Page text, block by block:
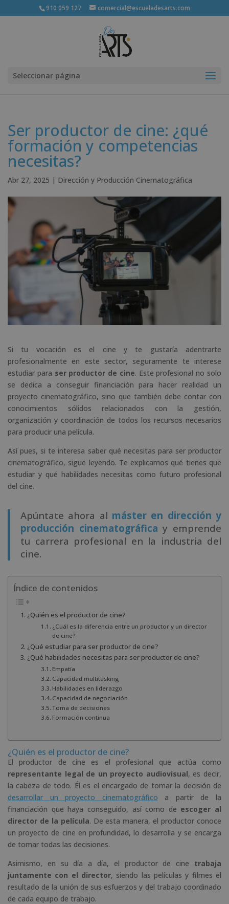
910 059 127 comercial@escueladesarts.com
Seleccionar página
Ser productor de cine: ¿qué
formación y competencias
necesitas?
Abr 27, 2025 | Dirección y Producción Cinematográfica
Si tu vocación es el cine y te gustaría adentrarte
profesionalmente en este sector, seguramente te interese
estudiar para ser productor de cine. Este profesional no solo
se dedica a conseguir financiación para hacer realidad un
proyecto cinematográfico, sino que también debe contar con
conocimientos sólidos relacionados con la gestión,
organización y coordinación de todos los recursos necesarios
para producir una película.
Así pues, si te interesa saber qué necesitas para ser productor
cinematográfico, sigue leyendo. Te explicamos qué tienes que
estudiar y qué habilidades necesitas como futuro profesional
del cine.
Apúntate ahora al máster en dirección y
producción cinematográfica y emprende
tu carrera profesional en la industria del
cine.
Índice de contenidos
¿Quién es el productor de cine?
¿Cuál es la diferencia entre un productor y un director
de cine?
¿Qué estudiar para ser productor de cine?
¿Qué habilidades necesitas para ser productor de cine?
Empatía
Capacidad multitasking
Habilidades en liderazgo
Capacidad de negociación
Toma de decisiones
Formación continua
¿Quién es el productor de cine?
El productor de cine es el profesional que actúa como
representante legal de un proyecto audiovisual, es decir,
la cabeza de todo. Él es el encargado de tomar la decisión de
desarrollar un proyecto cinematográfico a partir de la
financiación que haya conseguido, así como de escoger al
director de la película. De esta manera, el productor conoce
un proyecto de cine en profundidad, lo desarrolla y se encarga
de tomar todas las decisiones.
Asimismo, en su día a día, el productor de cine trabaja
juntamente con el director, siendo las películas y filmes el
resultado de la unión de sus esfuerzos y del trabajo coordinado
de cada equipo de trabajo.